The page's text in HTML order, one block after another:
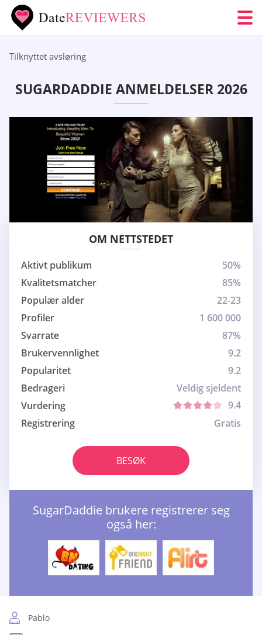
Tilknyttet avsløring
SUGARDADDIE ANMELDELSER 2026
OM NETTSTEDET
Aktivt publikum
50%
Kvalitetsmatcher
85%
Populær alder
22-23
Profiler
1 600 000
Svarrate
87%
Brukervennlighet
9.2
Popularitet
9.2
Bedrageri
Veldig sjeldent
Vurdering
9.4
Registrering
Gratis
BESØK
SugarDaddie brukere registrerer seg
også her:
Pablo